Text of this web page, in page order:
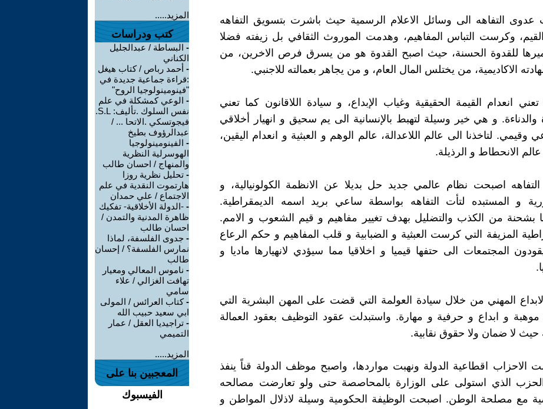
عدوى التفاهه الى وسائل الاعلام الرسمية حيث باشرت بتسويق التفاهه
القيم، وكرست التباس المفاهيم، وهدمت الموروث الثقافي بل زيفته فضلا
للقدوة الحسنة، حيث اصبح القدوة هو من يسرق فرص الاخرين، من
الاكاديمية، من يختلس المال العام، و من يجاهر بعمالته للاجنبي.
تعني انعدام القيمة الحقيقية وغياب الإبداع، و سيادة اللاقانون كما تعني
والدناءة. و هي خير وسيلة لتهبط بالإنسانية الى يم سحيق و انهيار أخلاقي
وقيمي. لتاخذنا الى عالم اللاعدالة، عالم الوهم و العبثية و انعدام اليقين،
الانحطاط و الرذيلة.
اصبحت نظام عالمي جديد حل بديلا عن الانظمة الكولونيالية، و
و المستبده لتأت التفاهه بواسطة ساعي بريد اسمه الديمقراطية.
بشحنة من الكذب والتضليل بهدف تغيير مفاهيم و قيم الشعوب و الامم.
المزيفة التي كرست العبثية و الضبابية و قلب المفاهيم و حكم الرعاع
المجتمعات الى حتفها قيميا و اخلاقيا مما سيؤدي لانهيارها ماديا و
المهني من خلال سيادة العولمة التي قضت على المهن البشرية التي
و ابداع و حرفية و مهارة. واستبدلت عقود التوظيف بعقود العمالة
حيث لا ضمان ولا حقوق نقابية.
الاحزاب اقطاعية الدولة ونهبت مواردها، واصبح موظف الدولة قناً ينفذ
الحزب الذي استولى على الوزارة بالمحاصصة حتى ولو تعارضت مصالحه
مع مصلحة الوطن. اصبحت الوظيفة الحكومية وسيلة لاذلال المواطن و
المزيد.....
كتب ودراسات
- البساطة / عبدالجليل
الكناني
- أحمد رباص / كتاب هيغل
:قراءة جماعية جديدة في
"فينومينولوجيا الروح"
- الوعي كمشكلة في علم
نفس السلوك .تأليف: S.L.
فيجوتسكي .الاتحا ... /
عبدالرؤوف بطيخ
- الفينومينولوجيا
الهوسرلية النظرية
والمنهاج / احسان طالب
- تحليل نظرية روزا
هارتموت النقدية في علم
الاجتماع / علي حمدان
- -الدولة الأخلاقية- تفكيك
ظاهرة المدنية والتمدن /
احسان طالب
- جدوى الفلسفة، لماذا
نمارس الفلسفة؟ / إحسان
طالب
- ناموس المعالي ومعيار
تهافت الغزالي / علاء
سامي
-كتاب العرائس / المولى
ابي سعيد حبيب الله
- تراجيديا العقل / عمار
التميمي
المزيد.....
المعجبين بنا على
الفيسبوك